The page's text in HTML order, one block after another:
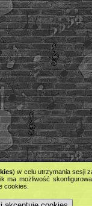
) w celu utrzymania sesji
ma możliwość
cookies.